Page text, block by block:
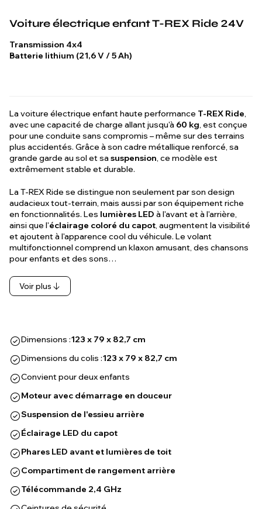
Voiture électrique enfantT-REX Ride 24V
Transmission 4x4
Batterie lithium (21,6 V / 5 Ah)
La voiture électrique enfant haute performance T-REX Ride,
avec une capacité de charge allant jusqu'à 60 kg, est conçue
pour une conduite sans compromis – même sur des terrains
plus accidentés. Grâce à son cadre métallique renforcé, sa
grande garde au sol et sa suspension, ce modèle est
extrêmement stable et durable.
La T-REX Ride se distingue non seulement par son design
audacieux tout-terrain, mais aussi par son équipement riche
en fonctionnalités. Les lumières LED à l'avant et à l'arrière,
ainsi que l'éclairage coloré du capot, augmentent la visibilité
et ajoutent à l'apparence cool du véhicule. Le volant
multifonctionnel comprend un klaxon amusant, des chansons
pour enfants et des sons…
Voir plus
Dimensions :123 x 79 x 82,7 cm
Dimensions du colis :123 x 79 x 82,7 cm
Convient pour deux enfants
Moteur avec démarrage en douceur
Suspension de l'essieu arrière
Éclairage LED du capot
Phares LED avant et lumières de toit
Compartiment de rangement arrière
Télécommande 2,4 GHz